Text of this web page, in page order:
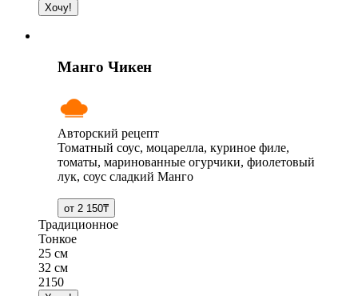
Манго Чикен
Авторский рецепт
Томатный соус, моцарелла, куриное филе,
томаты, маринованные огурчики, фиолетовый
лук, соус сладкий Манго
Традиционное
Тонкое
25 см
32 см
2150